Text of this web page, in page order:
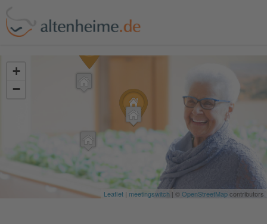
+
−
Leaflet | meetingswitch | ©OpenStreetMapcontributors